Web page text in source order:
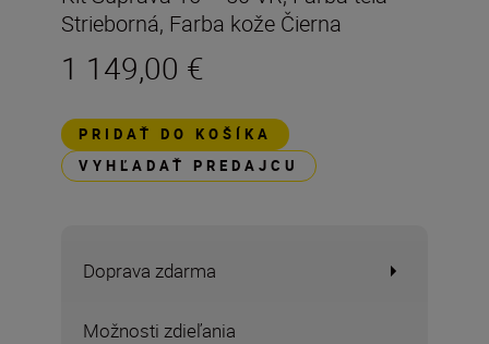
Strieborná, Farba kože Čierna
1 149,00 €
PRIDAŤ DO KOŠÍKA
VYHĽADAŤ PREDAJCU
Doprava zdarma
Možnosti zdieľania